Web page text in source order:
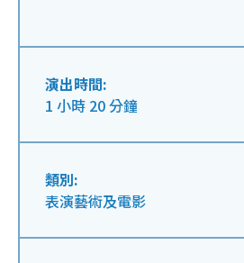
演出時間:
1 小時 20 分鐘
類別:
表演藝術及電影